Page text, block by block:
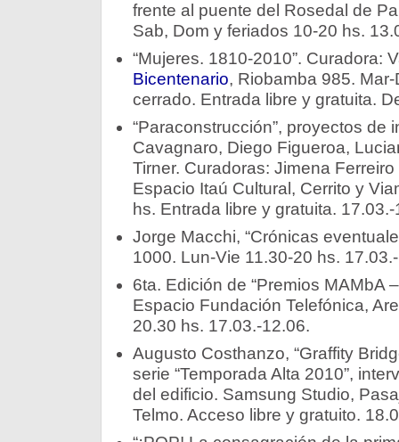
frente al puente del Rosedal de
Sab, Dom y feriados 10-20 hs.
“Mujeres. 1810-2010”. Curadora:
Bicentenario, Riobamba 985.
cerrado. Entrada libre y gratuita.
“Paraconstrucción”, proyectos de
Cavagnaro, Diego Figueroa,
Tirner. Curadoras: Jimena
Espacio Itaú Cultural, Cerrito y
hs. Entrada libre y gratuita.
Jorge Macchi, “Crónicas
1000. Lun-Vie 11.30-20 hs.
6ta. Edición de “Premios MAMbA
Espacio Fundación Telefónica,
20.30 hs. 17.03.-12.06.
Augusto Costhanzo, “Graffity
serie “Temporada Alta 2010”,
del edificio. Samsung Studio,
Telmo. Acceso libre y gratuito.